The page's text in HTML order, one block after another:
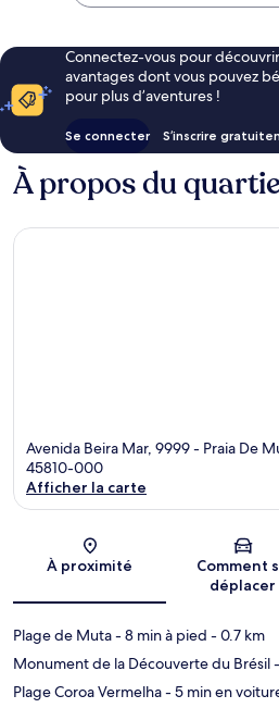
Connectez-vous pour
avantages dont vous pouvez
pour plus d’aventures !
Se connecter S’inscrire
À propos du
Avenida Beira Mar, 9999 - Praia De
45810-000
Afficher la carte
À proximité
Comment
déplacer
Plage de Muta- 8 min à pied - 0.7 km
Monument de la Découverte du Brésil
Plage Coroa Vermelha- 5 min en